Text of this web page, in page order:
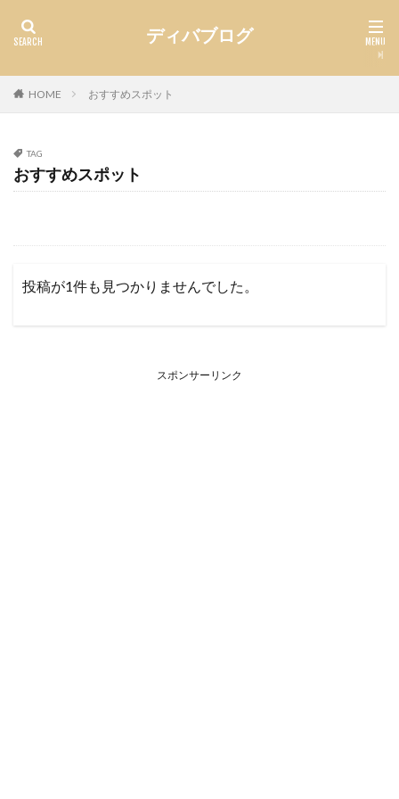
ディバブログ
HOME おすすめスポット
TAG
おすすめスポット
投稿が1件も見つかりませんでした。
スポンサーリンク